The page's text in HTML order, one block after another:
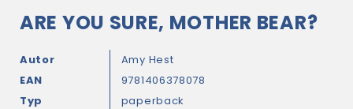
ARE YOU SURE, MOTHER BEAR?
Autor
Amy Hest
EAN
9781406378078
Typ
paperback